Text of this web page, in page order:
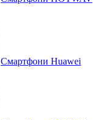
Смартфони Huawei